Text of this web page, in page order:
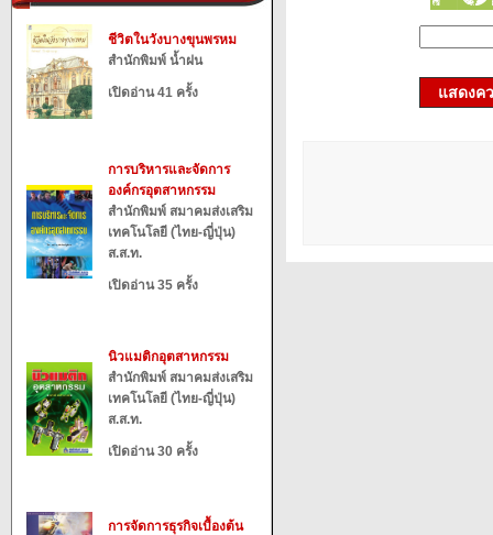
ชีวิตในวังบางขุนพรหม
สำนักพิมพ์ น้ำฝน
เปิดอ่าน 41 ครั้ง
การบริหารและจัดการ
องค์กรอุตสาหกรรม
สำนักพิมพ์ สมาคมส่งเสริม
เทคโนโลยี (ไทย-ญี่ปุ่น)
ส.ส.ท.
เปิดอ่าน 35 ครั้ง
นิวแมติกอุตสาหกรรม
สำนักพิมพ์ สมาคมส่งเสริม
เทคโนโลยี (ไทย-ญี่ปุ่น)
ส.ส.ท.
เปิดอ่าน 30 ครั้ง
การจัดการธุรกิจเบื้องต้น
แสดงค